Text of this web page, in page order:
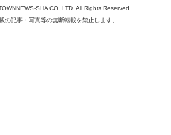
SHA CO.,LTD. All Rights Reserved.
の記事・写真等の無断転載を禁止します。